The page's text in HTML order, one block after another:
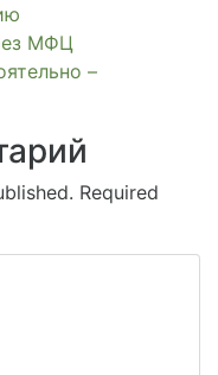
МФЦ
–
Required